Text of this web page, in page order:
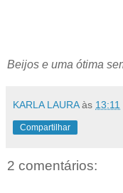
Beijos e uma ótima
KARLA LAURA às 13:11
Compartilhar
2 comentários: